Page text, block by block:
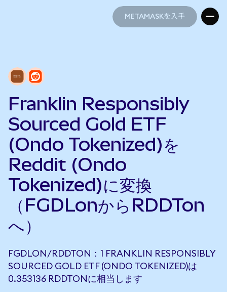
METAMASKを入手
Franklin Responsibly
Sourced Gold ETF
(Ondo Tokenized)を
Reddit (Ondo
Tokenized)に変換
（FGDLonからRDDTon
へ）
FGDLON/RDDTON：1 FRANKLIN RESPONSIBLY
SOURCED GOLD ETF (ONDO TOKENIZED)は
0.353136 RDDTONに相当します